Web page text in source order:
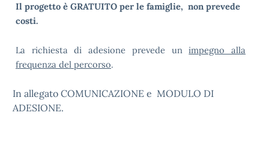
Il progetto è GRATUITO per le famiglie, non prevede
costi.
La richiesta di adesione prevede unimpegno alla
frequenza del percorso.
In allegato COMUNICAZIONE e MODULO DI
ADESIONE.